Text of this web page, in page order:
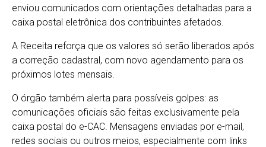
enviou comunicados com orientações detalhadas para a
caixa postal eletrônica dos contribuintes afetados.
A Receita reforça que os valores só serão liberados após
a correção cadastral, com novo agendamento para os
próximos lotes mensais.
O órgão também alerta para possíveis golpes: as
comunicações oficiais são feitas exclusivamente pela
caixa postal do e-CAC. Mensagens enviadas por e-mail,
redes sociais ou outros meios, especialmente com links